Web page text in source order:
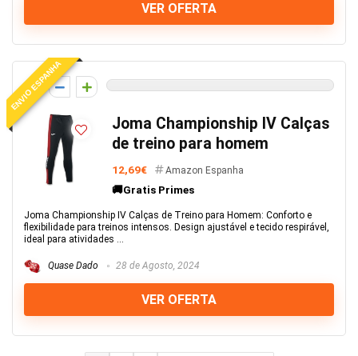
VER OFERTA
ENVIO ESPANHA
0
Joma Championship IV Calças
de treino para homem
12,69€ Amazon Espanha
🚚Gratis Primes
Joma Championship IV Calças de Treino para Homem: Conforto e
flexibilidade para treinos intensos. Design ajustável e tecido respirável,
ideal para atividades ...
Quase Dado 28 de Agosto, 2024
VER OFERTA